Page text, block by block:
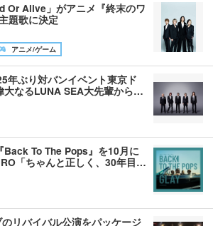
Or Alive」がアニメ『終末のワ
題歌に決定
アニメ/ゲーム
年ぶり対バンイベント東京ド
大なるLUNA SEA大先輩から…
To The Pops』を10月に
「ちゃんと正しく、30年目…
リバイバル公演をパッケージ